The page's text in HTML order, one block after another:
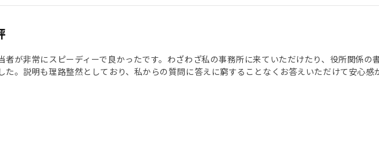
者が非常にスピーディーで良かったです。わざわざ私の事務所に来ていただけたり、役所関係の
た。説明も理路整然としており、私からの質問に答えに窮することなくお答えいただけて安心感